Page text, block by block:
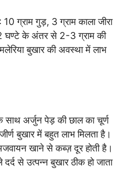
ग्राम गुड़, 3 ग्राम काला जीरा
2 घण्टे के अंतर से 2-3 ग्राम की
बुखार की अवस्था में लाभ
साथ अर्जुन पेड़ की छाल का चूर्ण
बुखार में बहुत लाभ मिलता है।
खाने से कब्ज़ दूर होती है।
से उत्पन्न बुखार ठीक हो जाता